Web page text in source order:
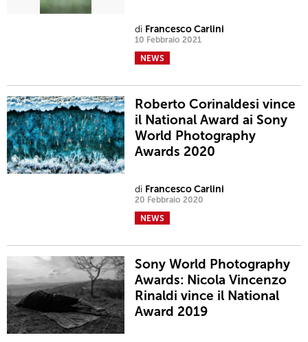
di Francesco Carlini
10 Febbraio 2021
NEWS
Roberto Corinaldesi vince
il National Award ai Sony
World Photography
Awards 2020
di Francesco Carlini
20 Febbraio 2020
NEWS
Sony World Photography
Awards: Nicola Vincenzo
Rinaldi vince il National
Award 2019